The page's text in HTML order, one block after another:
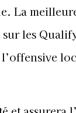
La
les